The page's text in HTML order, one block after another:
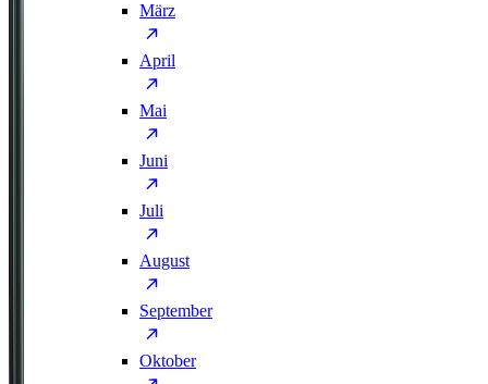
März
April
Mai
Juni
Juli
August
September
Oktober